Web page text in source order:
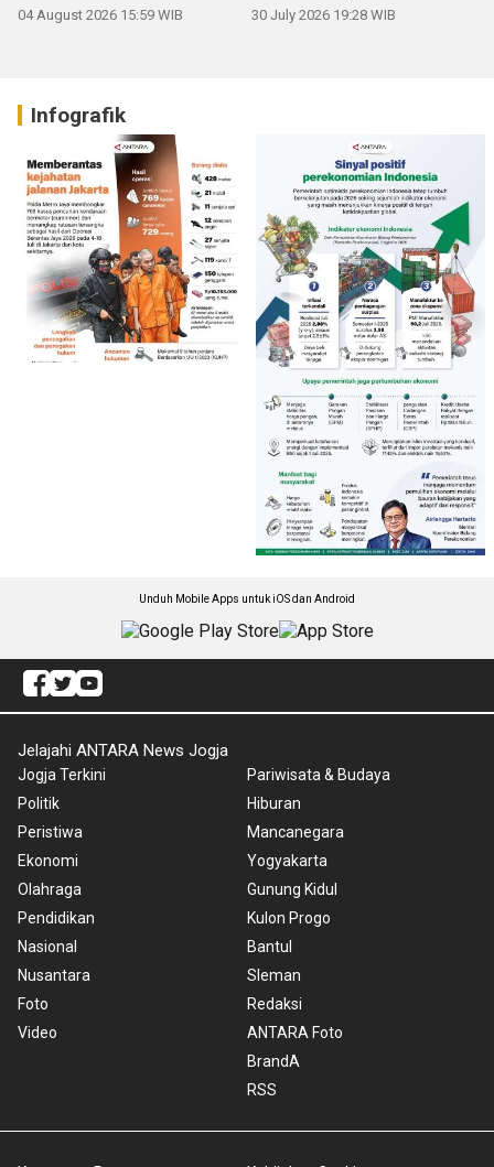
04 August 2026 15:59 WIB 30 July 2026 19:28 WIB
Infografik
Unduh Mobile Apps untuk iOS dan Android
Jelajahi ANTARA News Jogja
Jogja Terkini
Politik
Peristiwa
Ekonomi
Olahraga
Pendidikan
Nasional
Nusantara
Foto
Video
Pariwisata & Budaya
Hiburan
Mancanegara
Yogyakarta
Gunung Kidul
Kulon Progo
Bantul
Sleman
Redaksi
ANTARA Foto
BrandA
RSS